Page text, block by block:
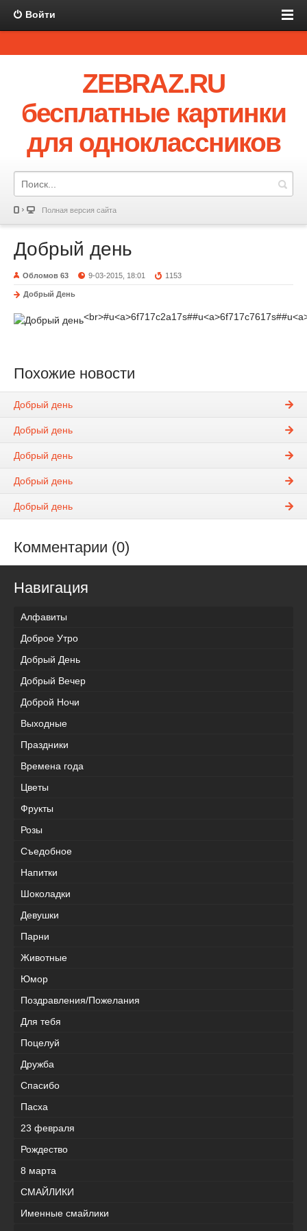
Войти
ZEBRAZ.RU
бесплатные картинки
для одноклассников
Полная версия сайта
Добрый день
Обломов 63 9-03-2015, 18:01 1153
Добрый День
Похожие новости
Добрый день
Добрый день
Добрый день
Добрый день
Добрый день
Комментарии (0)
Навигация
Алфавиты
Доброе Утро
Добрый День
Добрый Вечер
Доброй Ночи
Выходные
Праздники
Времена года
Цветы
Фрукты
Розы
Съедобное
Напитки
Шоколадки
Девушки
Парни
Животные
Юмор
Поздравления/Пожелания
Для тебя
Поцелуй
Дружба
Спасибо
Пасха
23 февраля
Рождество
8 марта
СМАЙЛИКИ
Именные смайлики